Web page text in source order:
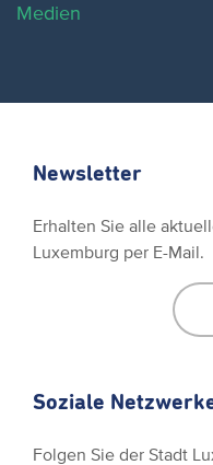
Medien
Newsletter
Erhalten Sie alle
Luxemburg per E-Mail.
Soziale
Folgen Sie der Stadt